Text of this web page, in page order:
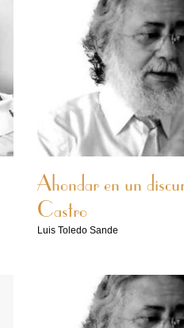
Ahondar en un
Castro
Luis Toledo Sande